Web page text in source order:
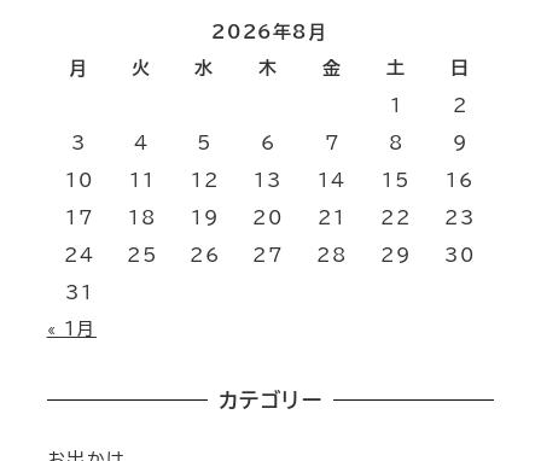
2026年8月
月
火 水 木 金 土 日
1 2
3 4 5 6 7 8 9
10 11 12 13 14 15 16
17 18 19 20 21 22 23
24 25 26 27 28 29 30
31
« 1月
カテゴリー